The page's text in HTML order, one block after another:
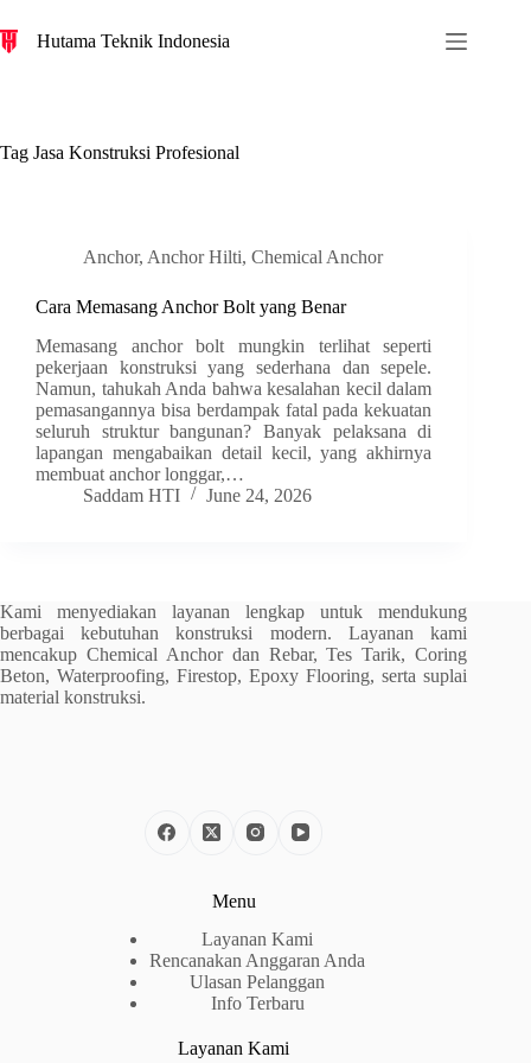
c
Hutama Teknik Indonesia
Tag Jasa Konstruksi Profesional
Anchor, Anchor Hilti, Chemical Anchor
Cara Memasang Anchor Bolt yang Benar
Memasang anchor bolt mungkin terlihat seperti
pekerjaan konstruksi yang sederhana dan sepele.
Namun, tahukah Anda bahwa kesalahan kecil dalam
pemasangannya bisa berdampak fatal pada kekuatan
seluruh struktur bangunan? Banyak pelaksana di
lapangan mengabaikan detail kecil, yang akhirnya
membuat anchor longgar,…
Saddam HTI
June 24, 2026
Kami menyediakan layanan lengkap untuk mendukung
berbagai kebutuhan konstruksi modern. Layanan kami
mencakup Chemical Anchor dan Rebar, Tes Tarik, Coring
Beton, Waterproofing, Firestop, Epoxy Flooring, serta suplai
material konstruksi.
Menu
Layanan Kami
Rencanakan Anggaran Anda
Ulasan Pelanggan
Info Terbaru
Layanan Kami